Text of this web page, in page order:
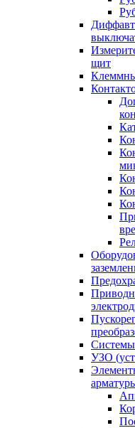
щит
Системы
УЗО